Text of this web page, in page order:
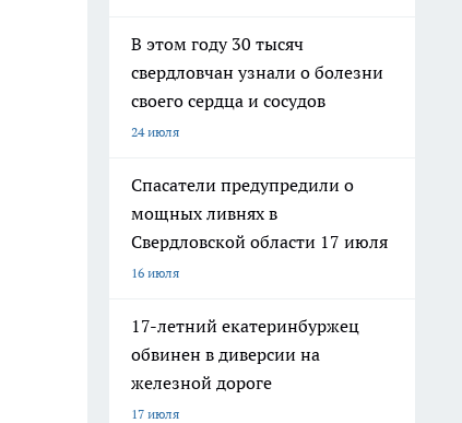
В этом году 30 тысяч
свердловчан узнали о болезни
своего сердца и сосудов
24 июля
Спасатели предупредили о
мощных ливнях в
Свердловской области 17 июля
16 июля
17-летний екатеринбуржец
обвинен в диверсии на
железной дороге
17 июля